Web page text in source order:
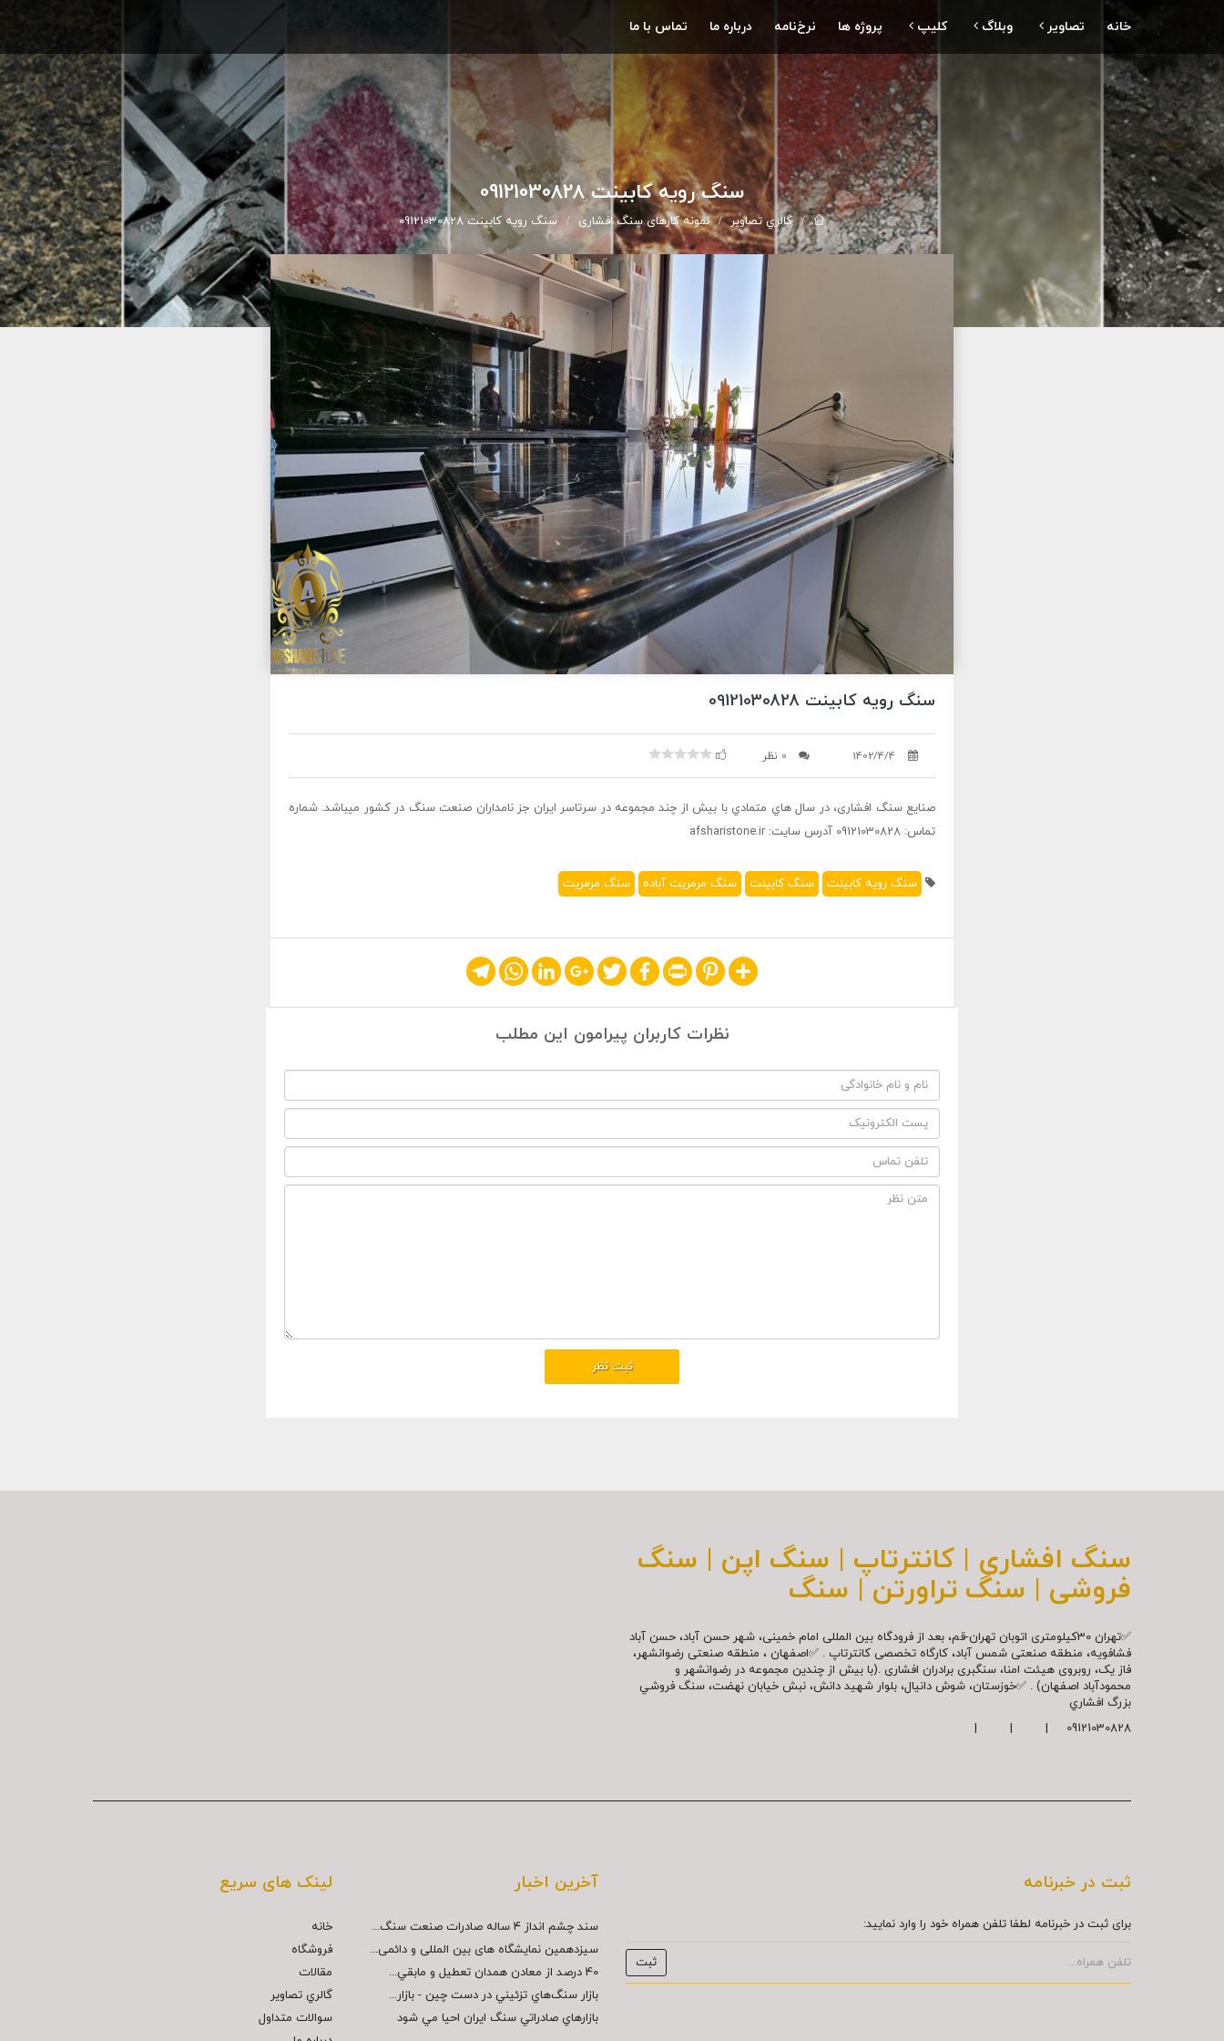
خانه تصاویر وبلاگ کلیپ پروژه ها نرخ‌نامه درباره ما تماس با ما
سنگ رویه کابینت 09121030828
گالري تصاوير نمونه کارهای سنگ افشاری سنگ رویه کابینت 09121030828
سنگ رویه کابینت 09121030828
1402/4/4 0 نظر
صنایع سنگ افشاری، در سال هاي متمادي با بیش از چند مجموعه در سرتاسر ایران جز نامداران صنعت سنگ در کشور میباشد. شماره
تماس: 09121030828 آدرس سایت: afsharistone.ir
سنگ رویه کابینت سنگ کابینت سنگ مرمریت آباده سنگ مرمریت
Share
Pinterest
Print
Facebook
Twitter
Google+
LinkedIn
WhatsApp
Telegram
نظرات کاربران پیرامون این مطلب
سنگ افشاری | کانترتاپ | سنگ اپن | سنگ
فروشی | سنگ تراورتن | سنگ
✅تهران 30کیلومتری اتوبان تهران-قم، بعد از فرودگاه بین المللی امام خمینی، شهر حسن آباد، حسن آباد
فشافویه، منطقه صنعتی شمس آباد، کارگاه تخصصی کانترتاپ . ✅اصفهان ، منطقه صنعتی رضوانشهر،
فاز یک، روبروی هیئت امنا، سنگبری برادران افشاری .(با بیش از چندین مجموعه در رضوانشهر و
محمودآباد اصفهان) . ✅خوزستان، شوش دانیال، بلوار شهيد دانش، نبش خیابان نهضت، سنگ فروشي
بزرگ افشاري
09121030828 | | |
لینک های سریع
خانه
فروشگاه
مقالات
گالري تصاوير
سوالات متداول
آخرین اخبار
سند چشم انداز ۴ ساله صادرات صنعت سنگ...
سیزدهمین نمایشگاه های بین المللی و دائمی...
40 درصد از معادن همدان تعطيل و مابقي...
بازار سنگ‌هاي تزئيني در دست چين - بازار...
بازارهاي صادراتي سنگ ايران احيا مي شود
ثبت در خبرنامه
برای ثبت در خبرنامه لطفا تلفن همراه خود را وارد نمایید: